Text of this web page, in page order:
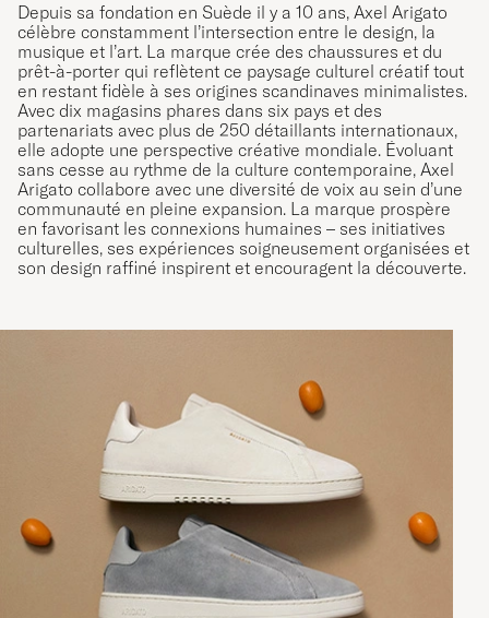
Depuis sa fondation en Suède il y a 10 ans, Axel Arigato
célèbre constamment l’intersection entre le design, la
musique et l’art. La marque crée des chaussures et du
prêt-à-porter qui reflètent ce paysage culturel créatif tout
en restant fidèle à ses origines scandinaves minimalistes.
Avec dix magasins phares dans six pays et des
partenariats avec plus de 250 détaillants internationaux,
elle adopte une perspective créative mondiale. Évoluant
sans cesse au rythme de la culture contemporaine, Axel
Arigato collabore avec une diversité de voix au sein d’une
communauté en pleine expansion. La marque prospère
en favorisant les connexions humaines – ses initiatives
culturelles, ses expériences soigneusement organisées et
son design raffiné inspirent et encouragent la découverte.